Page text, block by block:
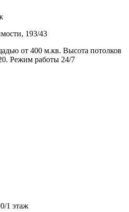
193/43
от 400 м.кв. Высота потолков
Режим работы 24/7
0/1 этаж